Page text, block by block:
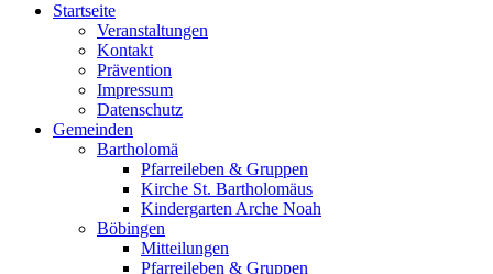
Startseite
Veranstaltungen
Kontakt
Prävention
Impressum
Datenschutz
Gemeinden
Bartholomä
Pfarreileben & Gruppen
Kirche St. Bartholomäus
Kindergarten Arche Noah
Böbingen
Mitteilungen
Pfarreileben & Gruppen